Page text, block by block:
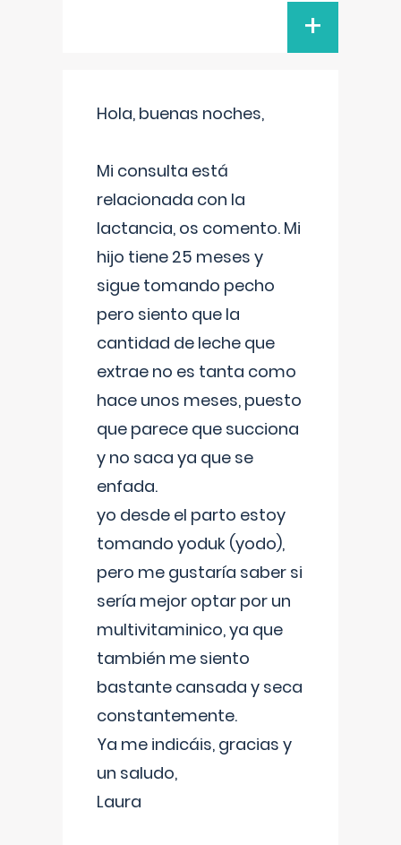
+
Hola, buenas noches,
Mi consulta está
relacionada con la
lactancia, os comento. Mi
hijo tiene 25 meses y
sigue tomando pecho
pero siento que la
cantidad de leche que
extrae no es tanta como
hace unos meses, puesto
que parece que succiona
y no saca ya que se
enfada.
yo desde el parto estoy
tomando yoduk (yodo),
pero me gustaría saber si
sería mejor optar por un
multivitaminico, ya que
también me siento
bastante cansada y seca
constantemente.
Ya me indicáis, gracias y
un saludo,
Laura